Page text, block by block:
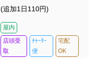
(追加1日110円)
屋内
店頭受
取
ﾁｬｰﾀｰ
便
宅配
OK